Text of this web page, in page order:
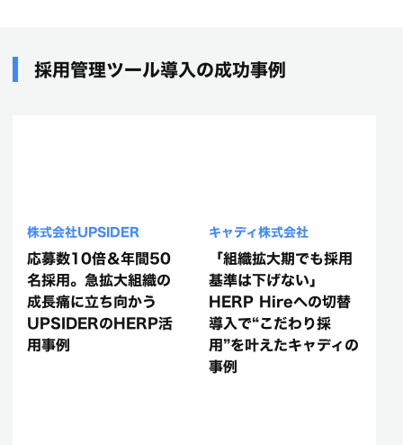
採用管理ツール導入の成功事例
株式会社UPSIDER
応募数10倍＆年間50
名採用。急拡大組織の
成長痛に立ち向かう
UPSIDERのHERP活
用事例
キャディ株式会社
「組織拡大期でも採用
基準は下げない」
HERP Hireへの切替
導入で“こだわり採
用”を叶えたキャディの
事例